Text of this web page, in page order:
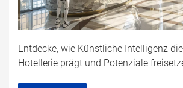
Entdecke, wie Künstliche Intelligenz
Hotellerie prägt und Potenziale